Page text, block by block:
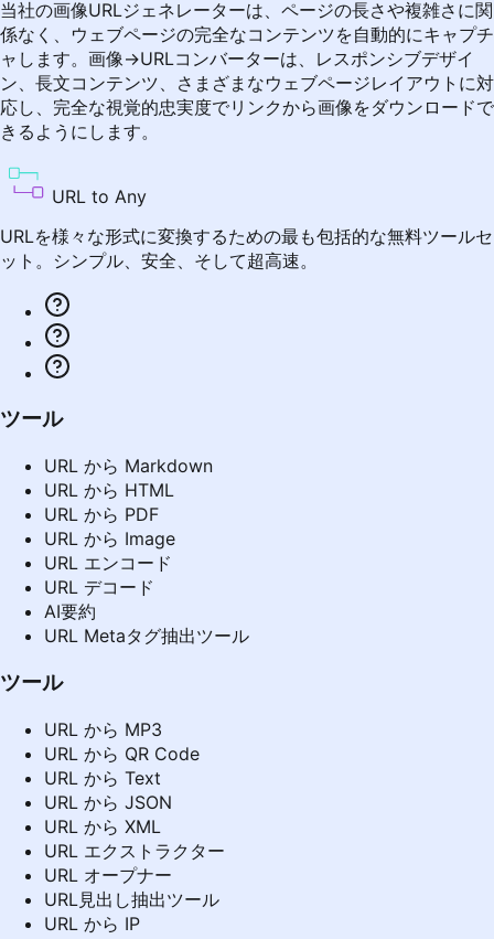
当社の画像URLジェネレーターは、ページの長さや複雑さに関
係なく、ウェブページの完全なコンテンツを自動的にキャプチ
ャします。画像→URLコンバーターは、レスポンシブデザイ
ン、長文コンテンツ、さまざまなウェブページレイアウトに対
応し、完全な視覚的忠実度でリンクから画像をダウンロードで
きるようにします。
URL to Any
URLを様々な形式に変換するための最も包括的な無料ツールセ
ット。シンプル、安全、そして超高速。
ツール
URL から Markdown
URL から HTML
URL から PDF
URL から Image
URL エンコード
URL デコード
AI要約
URL Metaタグ抽出ツール
ツール
URL から MP3
URL から QR Code
URL から Text
URL から JSON
URL から XML
URL エクストラクター
URL オープナー
URL見出し抽出ツール
URL から IP